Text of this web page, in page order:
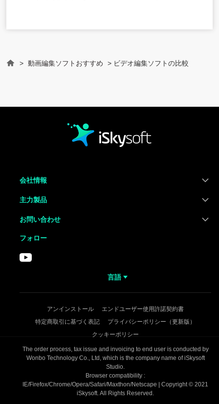
> 動画編集ソフトおすすめ > ビデオ編集ソフトの比較
会社情報
主力製品
お問い合わせ
フォロー
言語
アンインストール
エンドユーザー使用許諾契約書
特定商取引に基づく表記
プライバシーポリシー（更新版）
クッキーポリシー
The order process, tax issue and invoicing to end user is conducted by
Wonbo Technology Co., Ltd, which is the company name of iSkysoft
Studio.
Browser compatibility :
IE/Firefox/Chrome/Opera/Safari/Maxthon/Netscape | Copyright © 2021
iSkysoft. All Rights Reserved.